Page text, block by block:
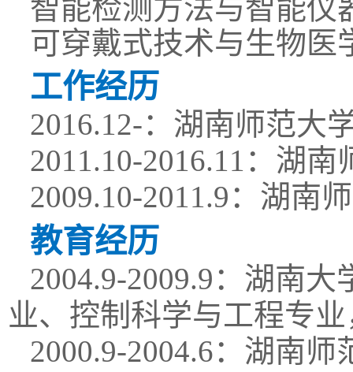
智能检测方法与智能仪
可穿戴式技术与生物医
工作经历
2016.12-：湖南师范大
2011.10-2016.11 ：湖南
2009.10-2011.9 ：湖南
教育经历
2004.9-2009.9 ：湖南大
业、控制科学与工程专
2000.9-2004.6：湖南师